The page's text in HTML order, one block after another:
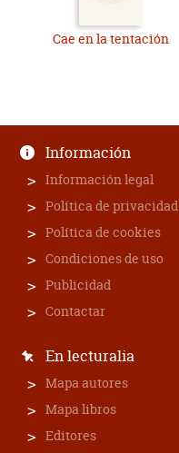
Cae en la tentación
Información
Información legal
Política de privacidad
Política de cookies
Condiciones de uso
Publicidad
Contactar
En lecturalia
Mapa autores
Mapa libros
Editores